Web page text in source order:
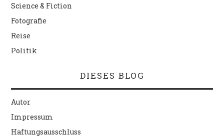
Science & Fiction
Fotografie
Reise
Politik
DIESES BLOG
Autor
Impressum
Haftungsausschluss